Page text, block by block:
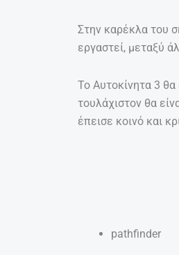
Στην καρέκλα του
εργαστεί, μεταξύ
Το Αυτοκίνητα 3 θα
τουλάχιστον θα
έπεισε κοινό και
pathfinder